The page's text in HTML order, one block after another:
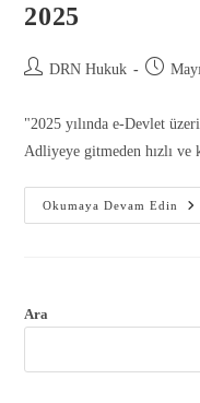
2025
DRN Hukuk
"2025 yılında e-Devlet
Adliyeye gitmeden hızlı
Okumaya Devam Edin
Ara